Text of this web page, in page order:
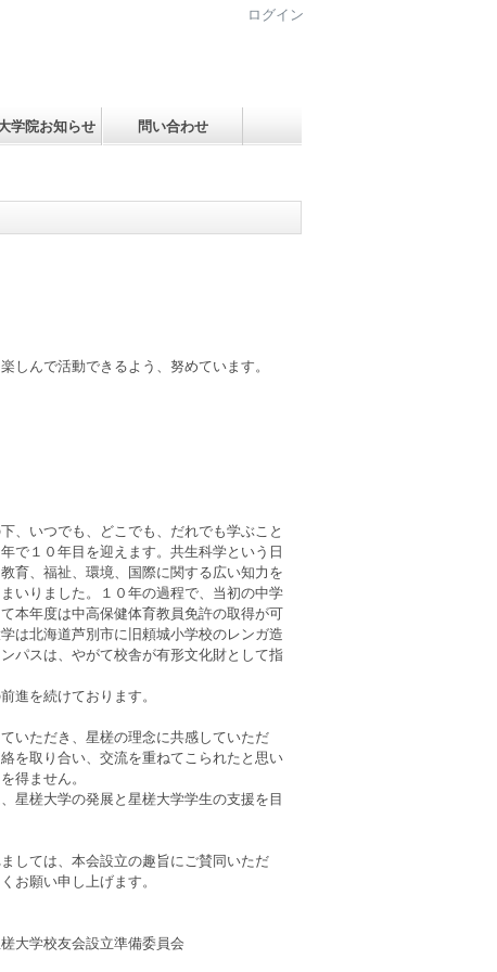
ログイン
学院お知らせ 問い合わせ
しんで活動できるよう、努めています。
、いつでも、どこでも、だれでも学ぶこと
で１０年目を迎えます。共生科学という日
育、福祉、環境、国際に関する広い知力を
いりました。１０年の過程で、当初の中学
本年度は中高保健体育教員免許の取得が可
は北海道芦別市に旧頼城小学校のレンガ造
パスは、やがて校舎が有形文化財として指
進を続けております。
いただき、星槎の理念に共感していただ
を取り合い、交流を重ねてこられたと思い
得ません。
星槎大学の発展と星槎大学学生の支援を目
しては、本会設立の趣旨にご賛同いただ
お願い申し上げます。
委員会